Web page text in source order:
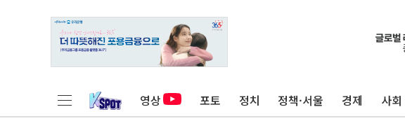
영상 포토 정치 정책·서울 경제 사회
유럽